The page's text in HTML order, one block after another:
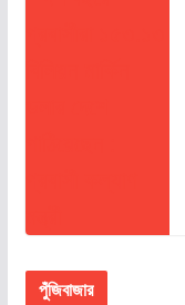
পুঁজিবাজার